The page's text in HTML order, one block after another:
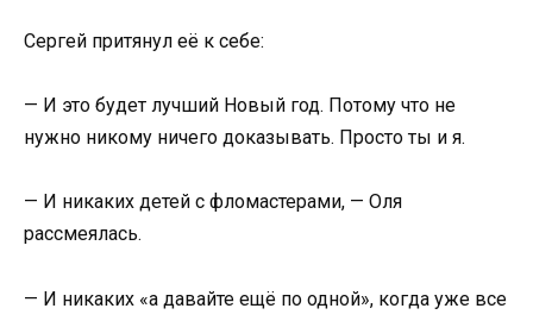
Сергей притянул её к себе:
— И это будет лучший Новый год. Потому что не
нужно никому ничего доказывать. Просто ты и я.
— И никаких детей с фломастерами, — Оля
рассмеялась.
— И никаких «а давайте ещё по одной», когда уже все